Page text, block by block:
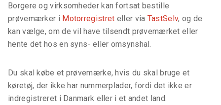
Borgere og virksomheder kan fortsat bestille
prøvemærker i Motorregistret eller via TastSelv, og de
kan vælge, om de vil have tilsendt prøvemærket eller
hente det hos en syns- eller omsynshal.
Du skal købe et prøvemærke, hvis du skal bruge et
køretøj, der ikke har nummerplader, fordi det ikke er
indregistreret i Danmark eller i et andet land.